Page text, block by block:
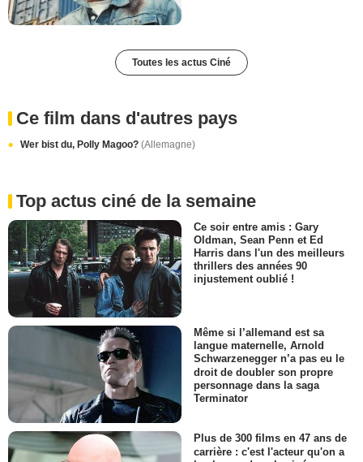
Toutes les actus Ciné
Ce film dans d'autres pays
Wer bist du, Polly Magoo? (Allemagne)
Top actus ciné de la semaine
Ce soir entre amis : Gary
Oldman, Sean Penn et Ed
Harris dans l'un des meilleurs
thrillers des années 90
injustement oublié !
Même si l’allemand est sa
langue maternelle, Arnold
Schwarzenegger n’a pas eu le
droit de doubler son propre
personnage dans la saga
Terminator
Plus de 300 films en 47 ans de
carrière : c'est l'acteur qu'on a